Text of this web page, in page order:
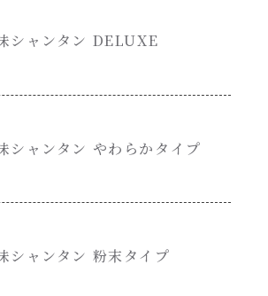
末（シャンタンチーズニングを
代
シャンタン DELUXE
シャンタン やわらかタイプ
シャンタン 粉末タイプ